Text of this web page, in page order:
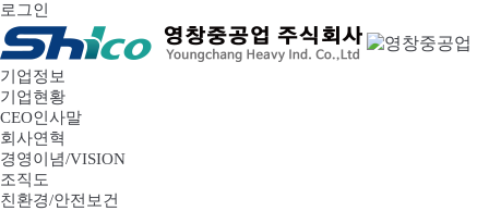
로그인
기업정보
기업현황
CEO인사말
회사연혁
경영이념/VISION
조직도
친환경/안전보건